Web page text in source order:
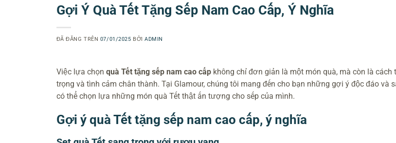
Gợi Ý Quà Tết Tặng Sếp Nam Cao Cấp, Ý Nghĩa
ĐÃ ĐĂNG TRÊN 07/01/2025 BỞIADMIN
Việc lựa chọn quà Tết tặng sếp nam cao cấpkhông chỉ đơn giản là một món quà, mà còn là cách
trọng và tình cảm chân thành. Tại Glamour, chúng tôi mang đến cho bạn những gợi ý độc đáo và
có thể chọn lựa những món quà Tết thật ấn tượng cho sếp của mình.
Gợi ý quà Tết tặng sếp nam cao cấp, ý nghĩa